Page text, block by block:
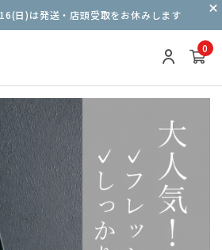
日)は発送・店頭受取をお休みします
0